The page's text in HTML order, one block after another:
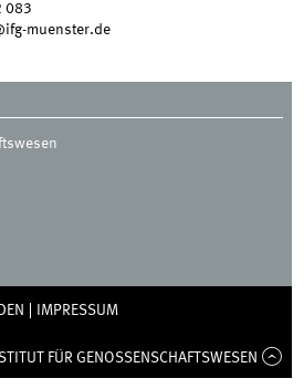
muenster.de
IMPRESSUM
FÜR GENOSSENSCHAFTSWESEN